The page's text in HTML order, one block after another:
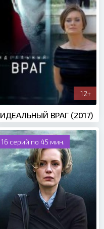
12+
ИДЕАЛЬНЫЙ ВРАГ (2017)
16 серий по 45 мин.